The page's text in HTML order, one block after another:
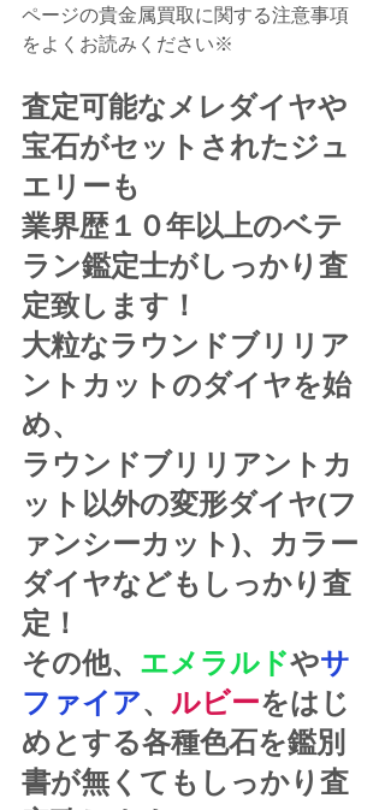
ページの貴金属買取に関する注意事項
をよくお読みください※
査定可能なメレダイヤや
宝石がセットされたジュ
エリーも
業界歴１０年以上のベテ
ラン鑑定士がしっかり査
定致します！
大粒なラウンドブリリア
ントカットのダイヤを始
め、
ラウンドブリリアントカ
ット以外の変形ダイヤ(フ
ァンシーカット)、カラー
ダイヤなどもしっかり査
定！
その他、 エメラルドやサ
ファイア、 ルビーをはじ
めとする各種色石を鑑別
書が無くてもしっかり査